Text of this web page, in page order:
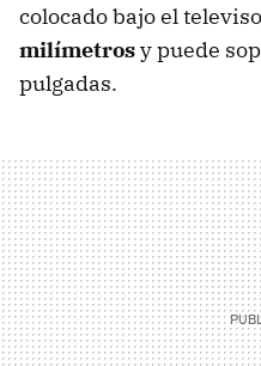
colocado bajo el
milímetrosy puede
pulgadas.